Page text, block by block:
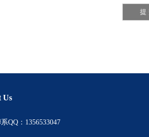
Us
QQ：1356533047